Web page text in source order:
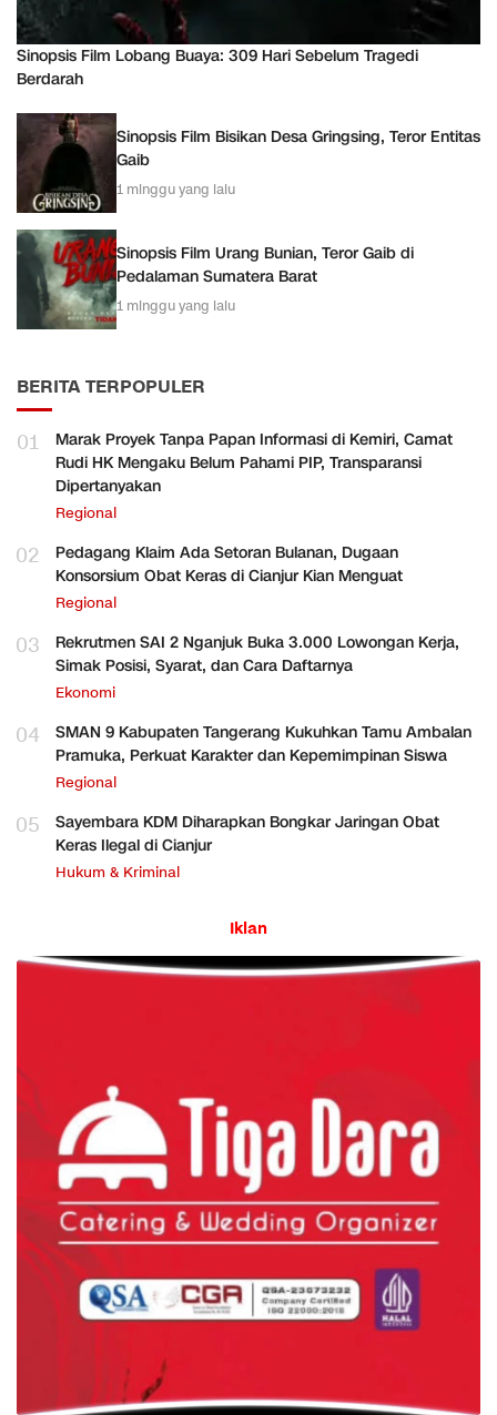
Sinopsis Film Lobang Buaya: 309 Hari Sebelum Tragedi
Berdarah
Sinopsis Film Bisikan Desa Gringsing, Teror Entitas
Gaib
1 minggu yang lalu
Sinopsis Film Urang Bunian, Teror Gaib di
Pedalaman Sumatera Barat
1 minggu yang lalu
BERITA TERPOPULER
01
Marak Proyek Tanpa Papan Informasi di Kemiri, Camat
Rudi HK Mengaku Belum Pahami PIP, Transparansi
Dipertanyakan
Regional
02
Pedagang Klaim Ada Setoran Bulanan, Dugaan
Konsorsium Obat Keras di Cianjur Kian Menguat
Regional
03
Rekrutmen SAI 2 Nganjuk Buka 3.000 Lowongan Kerja,
Simak Posisi, Syarat, dan Cara Daftarnya
Ekonomi
04
SMAN 9 Kabupaten Tangerang Kukuhkan Tamu Ambalan
Pramuka, Perkuat Karakter dan Kepemimpinan Siswa
Regional
05
Sayembara KDM Diharapkan Bongkar Jaringan Obat
Keras Ilegal di Cianjur
Hukum & Kriminal
Iklan